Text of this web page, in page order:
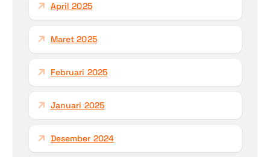
April 2025
Maret 2025
Februari 2025
Januari 2025
Desember 2024